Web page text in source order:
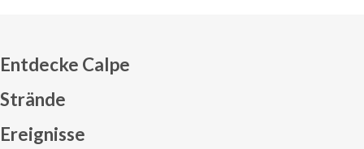
Entdecke Calpe
Strände
Ereignisse